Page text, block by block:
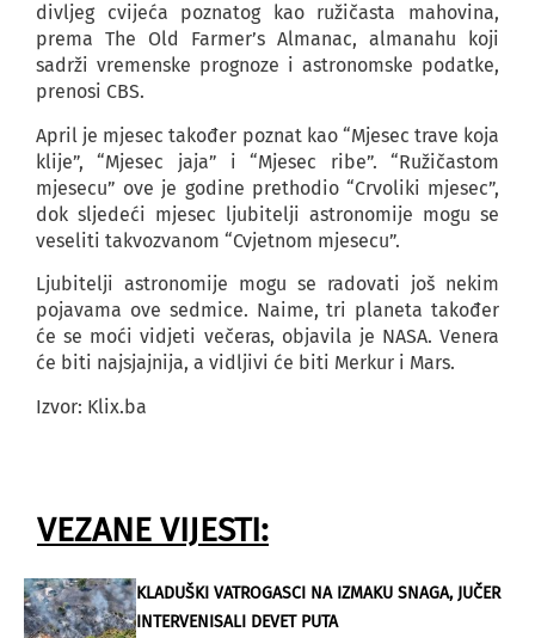
divljeg cvijeća poznatog kao ružičasta mahovina,
prema The Old Farmer’s Almanac, almanahu koji
sadrži vremenske prognoze i astronomske podatke,
prenosi CBS.
April je mjesec također poznat kao “Mjesec trave koja
klije”, “Mjesec jaja” i “Mjesec ribe”. “Ružičastom
mjesecu” ove je godine prethodio “Crvoliki mjesec”,
dok sljedeći mjesec ljubitelji astronomije mogu se
veseliti takvozvanom “Cvjetnom mjesecu”.
Ljubitelji astronomije mogu se radovati još nekim
pojavama ove sedmice. Naime, tri planeta također
će se moći vidjeti večeras, objavila je NASA. Venera
će biti najsjajnija, a vidljivi će biti Merkur i Mars.
Izvor: Klix.ba
VEZANE VIJESTI:
KLADUŠKI VATROGASCI NA IZMAKU SNAGA, JUČER
INTERVENISALI DEVET PUTA